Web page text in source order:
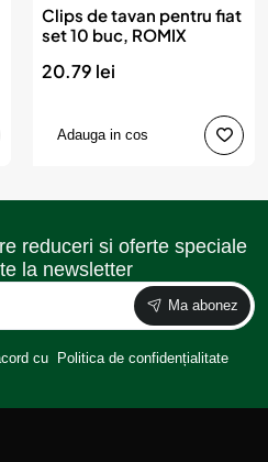
Clips de tavan pentru fiat
set 10 buc, ROMIX
20.79 lei
Adauga in cos
reduceri si oferte speciale
la newsletter
Ma abonez
cu Politica de confidențialitate